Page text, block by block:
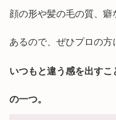
顔の形や髪の毛の質、
あるので、ぜひプロの方
いつもと違う感を出す
の一つ。